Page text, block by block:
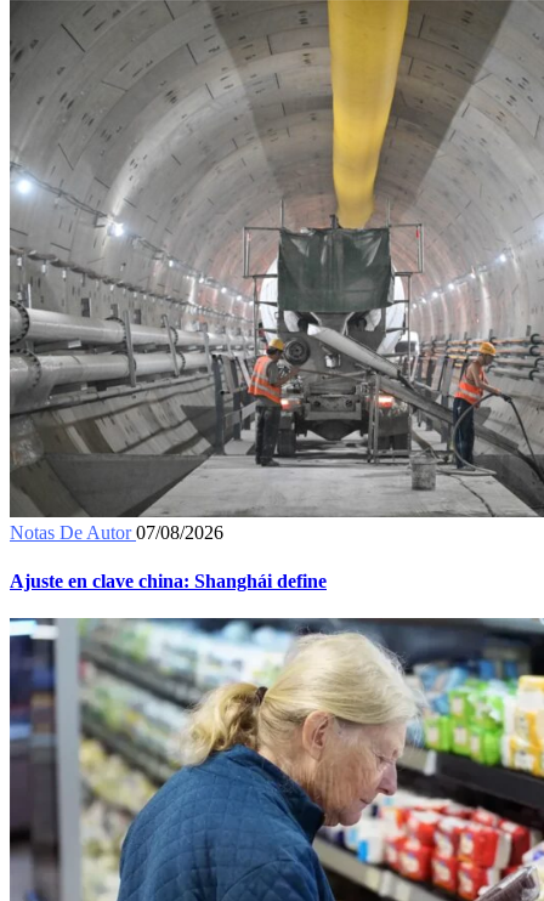
Notas De Autor 07/08/2026
Ajuste en clave china: Shanghái define